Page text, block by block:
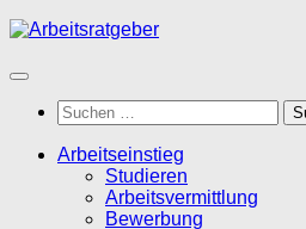
Zum
springen
Suchen
nach:
Arbeitseinstieg
Studieren
Arbeitsvermittlung
Bewerbung